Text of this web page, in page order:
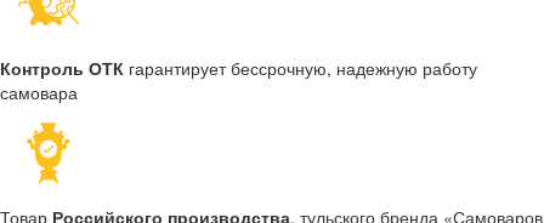
Контроль ОТК гарантирует бессрочную, надежную работу
самовара
Товар Российского производства, тульского бренда «Самоваров